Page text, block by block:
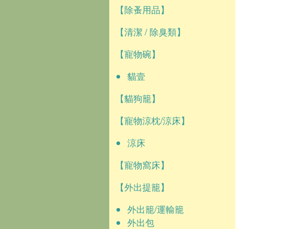
【除蚤用品】
【清潔 / 除臭類】
【寵物碗】
貓壹
【貓狗籠】
【寵物涼枕/涼床】
涼床
【寵物窩床】
【外出提籠】
外出籠/運輸籠
外出包